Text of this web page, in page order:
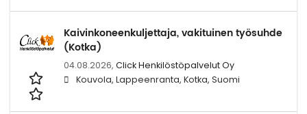
Kaivinkoneenkuljettaja, vakituinen työsuhde
(Kotka)
04.08.2026, Click Henkilöstöpalvelut Oy
Kouvola, Lappeenranta, Kotka, Suomi